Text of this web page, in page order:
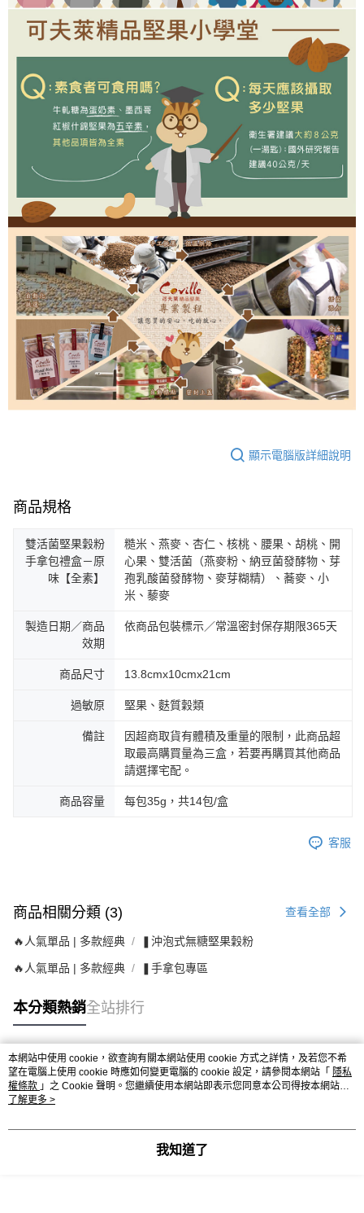
顯示電腦版詳細說明
商品規格
雙活菌堅果穀粉
手拿包禮盒－原
味【全素】
糙米、燕麥、杏仁、核桃、腰果、胡桃、開
心果、雙活菌（燕麥粉、納豆菌發酵物、芽
孢乳酸菌發酵物、麥芽糊精）、蕎麥、小
米、藜麥
製造日期／商品
效期
依商品包裝標示／常溫密封保存期限365天
商品尺寸 13.8cmx10cmx21cm
過敏原 堅果、麩質穀類
備註
因超商取貨有體積及重量的限制，此商品超
取最高購買量為三盒，若要再購買其他商品
請選擇宅配。
商品容量 每包35g，共14包/盒
客服
商品相關分類 (3) 查看全部
🔥人氣單品 | 多款經典 ❚沖泡式無糖堅果穀粉
🔥人氣單品 | 多款經典 ❚手拿包專區
本分類熱銷全站排行
熱門標籤
本網站中使用 cookie，欲查詢有關本網站使用 cookie 方式之詳情，及若您不希
望在電腦上使用 cookie 時應如何變更電腦的 cookie 設定，請參閱本網站「 隱私
權條款 」之 Cookie 聲明。您繼續使用本網站即表示您同意本公司得按本網站使
用條款之 Cookie 聲明使用 cookie。
了解更多 >
我知道了